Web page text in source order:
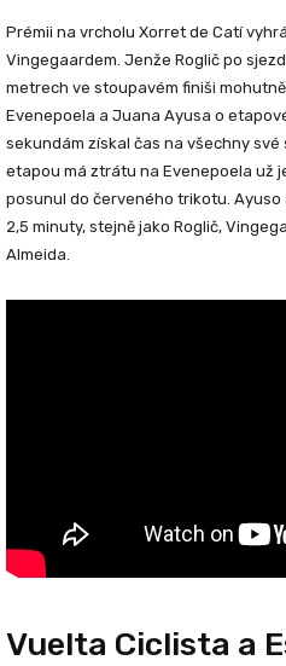
Prémii na vrcholu Xorret de Catí
Vingegaardem. Jenže Roglič po
metrech ve stoupavém finiši
Evenepoela a Juana Ayusa o
sekundám získal čas na všechny
etapou má ztrátu na Evenepoela už
posunul do červeného trikotu. Ayuso
2,5 minuty, stejně jako Roglič,
Almeida.
Vuelta Ciclista a